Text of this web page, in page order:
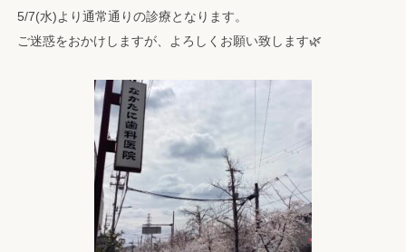
5/7(水)より通常通りの診療となります。
ご迷惑をおかけしますが、よろしくお願い致します🌿